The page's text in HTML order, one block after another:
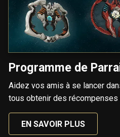
Programme de
Aidez vos amis à se lancer
tous obtenir des récompenses
EN SAVOIR PLUS